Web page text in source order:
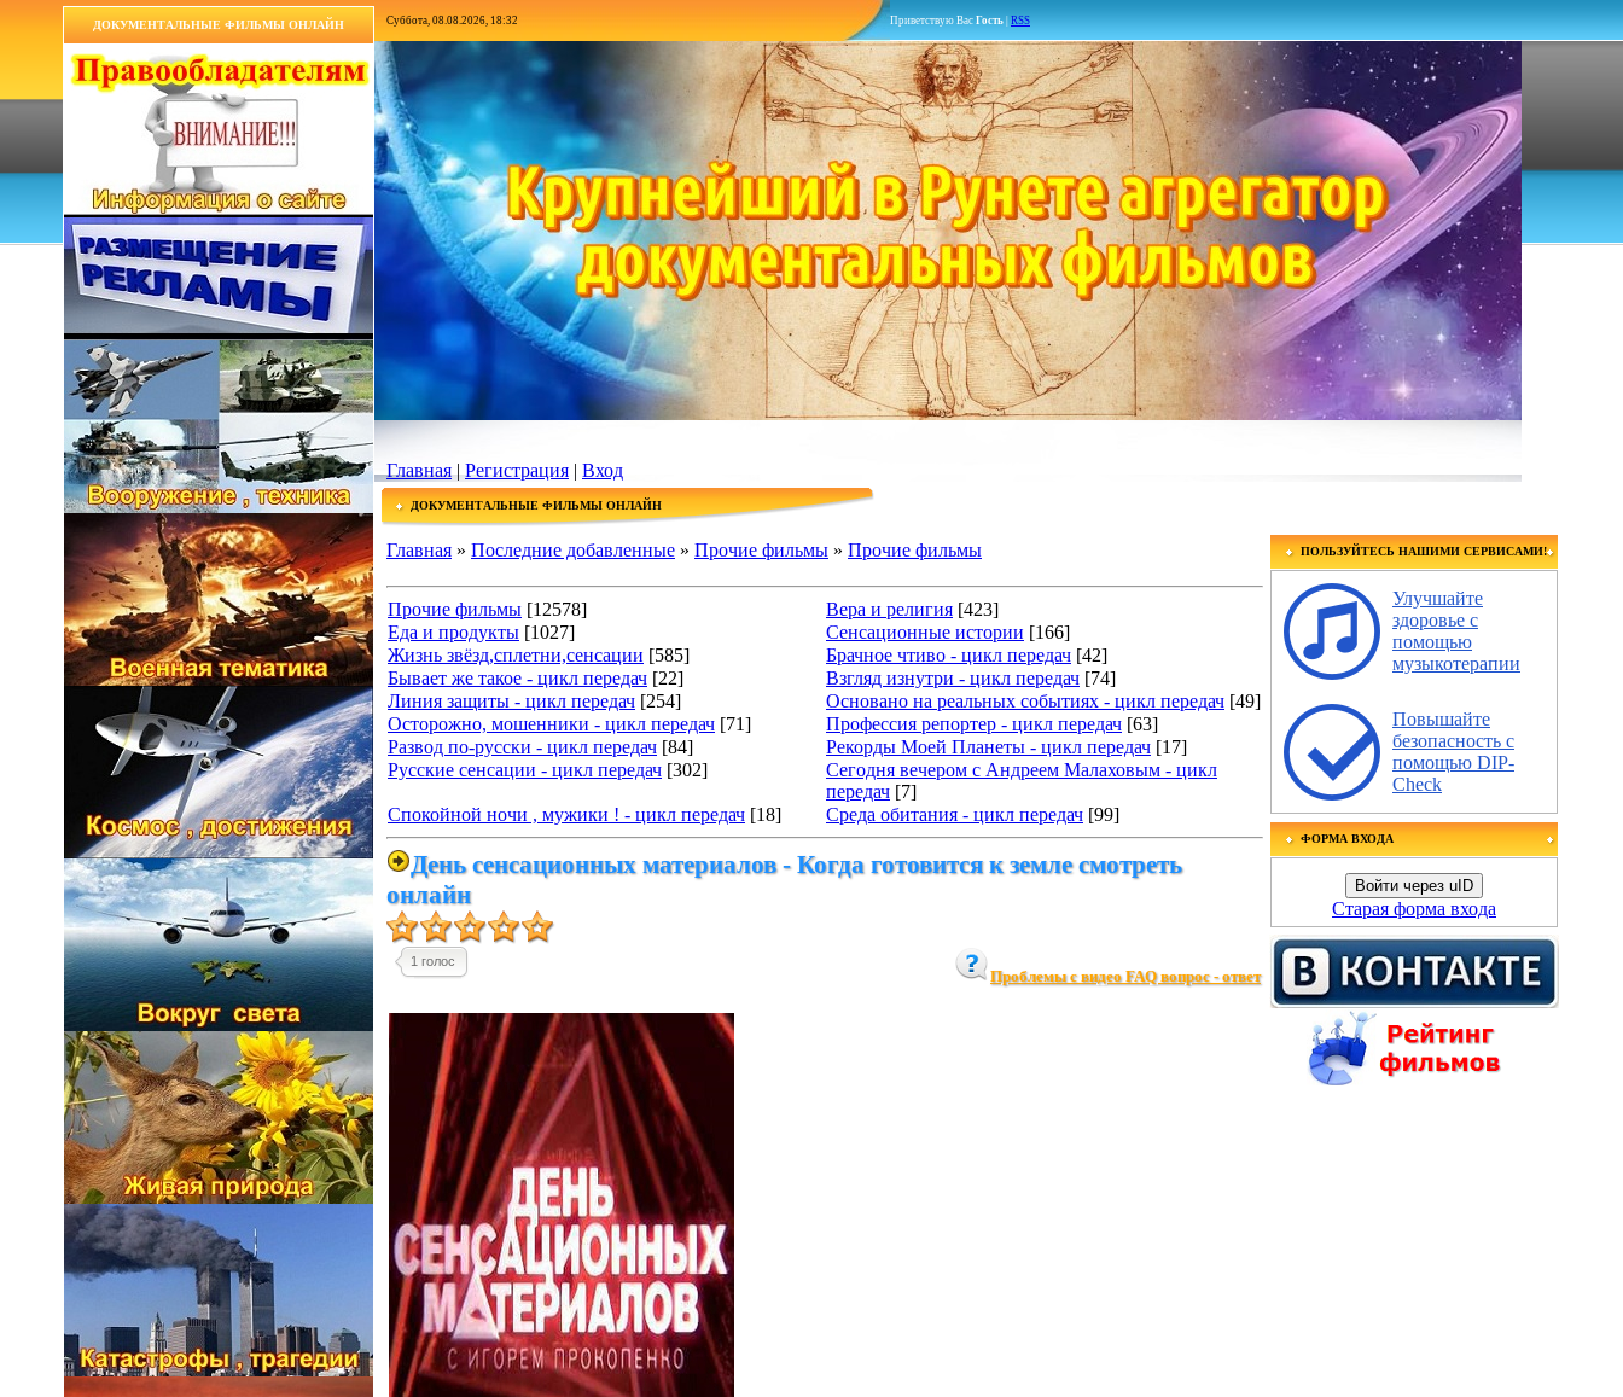
ДОКУМЕНТАЛЬНЫЕ ФИЛЬМЫ ОНЛАЙН Суббота, 08.08.2026, 18:32 Приветствую Вас Гость RSS
Главная|Регистрация | Вход
ДОКУМЕНТАЛЬНЫЕ ФИЛЬМЫ ОНЛАЙН
Главная » Последние добавленные » Прочие фильмы » Прочие фильмы
Прочие фильмы [12578] Вера и религия [423]
Еда и продукты [1027] Сенсационные истории [166]
Жизнь звёзд,сплетни,сенсации [585] Брачное чтиво - цикл передач [42]
Бывает же такое - цикл передач [22] Взгляд изнутри - цикл передач [74]
Линия защиты - цикл передач [254] Основано на реальных событиях - цикл передач [49]
Осторожно, мошенники - цикл передач [71] Профессия репортер - цикл передач [63]
Развод по-русски - цикл передач [84] Рекорды Моей Планеты - цикл передач [17]
Русские сенсации - цикл передач [302]
Сегодня вечером с Андреем Малаховым - цикл
передач [7]
Спокойной ночи , мужики ! - цикл передач [18] Среда обитания - цикл передач [99]
День сенсационных материалов - Когда готовится к земле смотреть
онлайн
1 голос
Проблемы с видео FAQ вопрос - ответ
ПОЛЬЗУЙТЕСЬ НАШИМИ СЕРВИСАМИ!
Улучшайте
здоровье с
помощью
музыкотерапии
Повышайте
безопасность с
помощью DIP-
Check
ФОРМА ВХОДА
Войти через uID
Старая форма входа